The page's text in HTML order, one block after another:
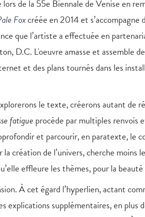
lors de la 55e Biennale de Venise en
Foxcréée en 2014 et s’accompagne
que l’artiste a effectuée en
D.C. L'oeuvre amasse et assemble
et des plans tournés dans les
le texte, créerons autant de
fatigue procède par multiples renvois
et parcourir, en paratexte, le
création de l’univers, cherche moins
effleure les thèmes, pour la
À cet égard l’hyperlien, actant
supplémentaires, en plus